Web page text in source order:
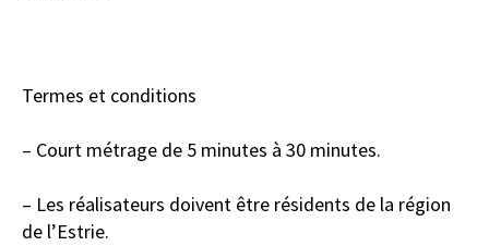
Termes et conditions
– Court métrage de 5 minutes à 30 minutes.
– Les réalisateurs doivent être résidents de la région
de l’Estrie.